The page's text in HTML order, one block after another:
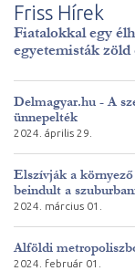
Friss Hírek
Fiatalokkal egy
egyetemisták
Delmagyar.hu - A
ünnepelték
2024. április 29.
Elszívják a
beindult a
2024. március 01.
Alföldi
2024. február 01.